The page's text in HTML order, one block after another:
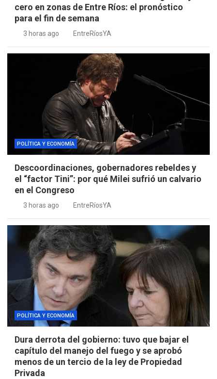
cero en zonas de Entre Ríos: el pronóstico
para el fin de semana
3 horas ago EntreRíosYA
POLÍTICA Y ECONOMÍA
Descoordinaciones, gobernadores rebeldes y
el “factor Tini”: por qué Milei sufrió un calvario
en el Congreso
3 horas ago EntreRíosYA
POLÍTICA Y ECONOMÍA
Dura derrota del gobierno: tuvo que bajar el
capítulo del manejo del fuego y se aprobó
menos de un tercio de la ley de Propiedad
Privada